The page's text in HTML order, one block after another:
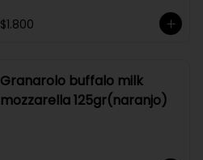
$1.800
Granarolo buffalo milk
mozzarella 125gr(naranjo)